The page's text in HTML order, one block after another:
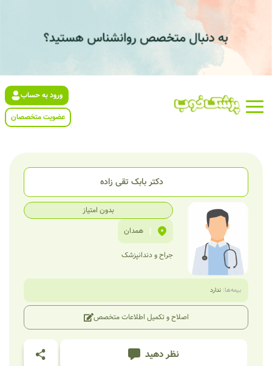
ورود به حساب
عضویت متخصصان
دکتر بابک تقی زاده
بدون امتیاز
| همدان
جراح و دندانپزشک
بیمه‌ها: ندارد
اصلاح و تکمیل اطلاعات متخصص
نظر دهید